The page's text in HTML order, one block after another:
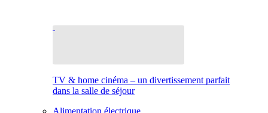
TV & home cinéma – un divertissement parfait
dans la salle de séjour
Alimentation électrique